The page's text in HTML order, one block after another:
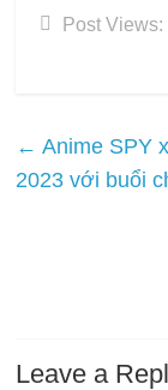
Post Views:
← Anime SPY
2023 với buổi
Leave a